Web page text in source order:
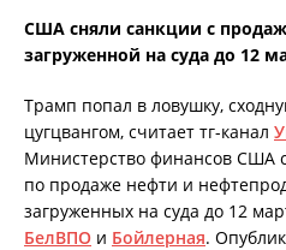
США сняли санкции с
загруженной на суда до 12
Трамп попал в ловушку,
цугцвангом, считает тг-канал
Министерство финансов США
по продаже нефти и
загруженных на суда до 12
БелВПО и Бойлерная.